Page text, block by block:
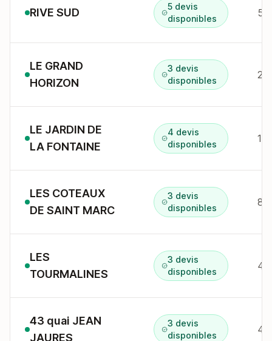
RIVE SUD
5 devis
disponibles
LE GRAND
HORIZON
3 devis
disponibles
LE JARDIN DE
LA FONTAINE
4 devis
disponibles
LES COTEAUX
DE SAINT MARC
3 devis
disponibles
84
LES
TOURMALINES
3 devis
disponibles
43 quai JEAN
JAURES
3 devis
disponibles